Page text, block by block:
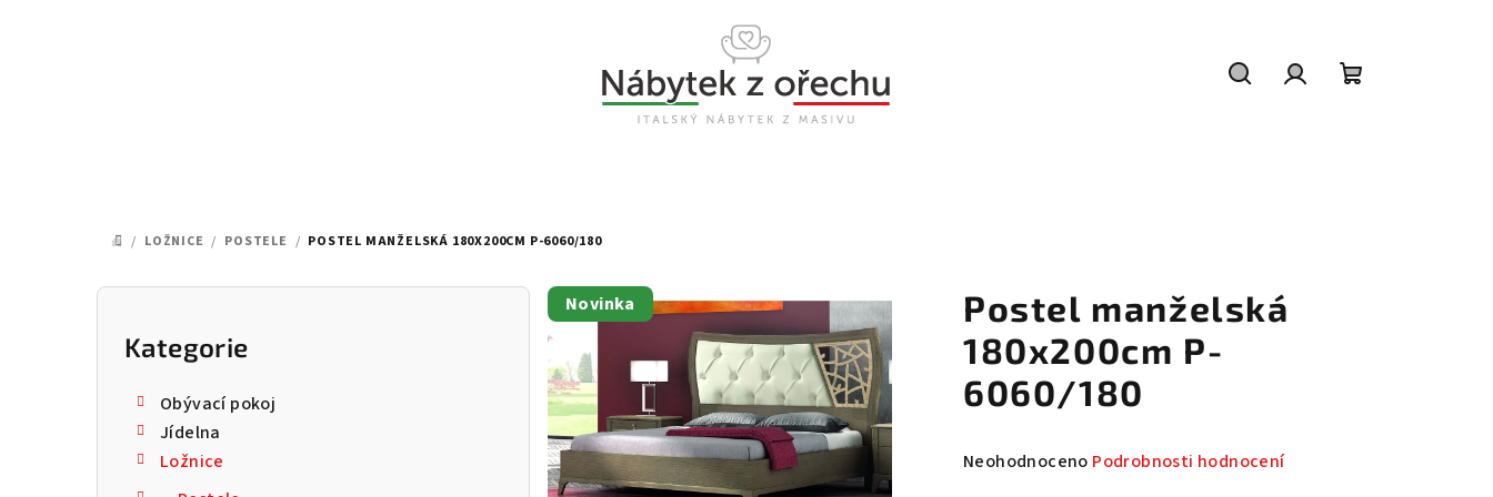
DOMŮ
/ LOŽNICE / POSTELE / POSTEL MANŽELSKÁ 180X200CM P-6060/180
P
Přeskočit
kategorie
Kategorie
Obývací pokoj
Jídelna
Ložnice
Postel manželská
180x200cm P-
6060/180
Průměrné
Neohodnoceno Podrobnosti hodnocení
Novinka